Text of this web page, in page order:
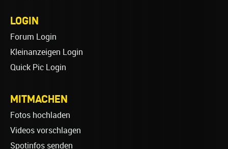
LOGIN
Forum Login
Kleinanzeigen Login
Quick Pic Login
MITMACHEN
Fotos hochladen
Videos vorschlagen
Spotinfos senden